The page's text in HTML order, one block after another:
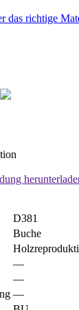
das richtige
D381
Buche
—
—
—